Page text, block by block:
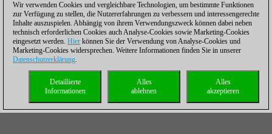
Wir verwenden Cookies und vergleichbare Technologien, um bestimmte Funktionen
zur Verfügung zu stellen, die Nutzererfahrungen zu verbessern und interessengerechte
Inhalte auszuspielen. Abhängig von ihrem Verwendungszweck können dabei neben
technisch erforderlichen Cookies auch Analyse-Cookies sowie Marketing-Cookies
eingesetzt werden. Hier können Sie der Verwendung von Analyse-Cookies und
Marketing-Cookies widersprechen. Weitere Informationen finden Sie in unserer
Datenschutzerklärung.
Alles
akzeptieren
Alles
ablehnen
Detaillierte
Informationen